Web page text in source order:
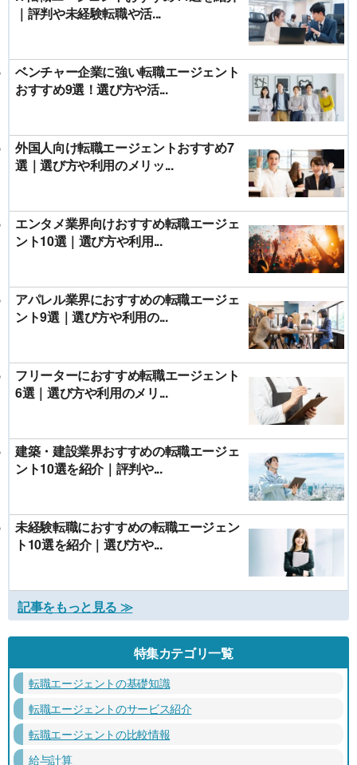
｜評判や未経験転職や活...
ベンチャー企業に強い転職エージェント
おすすめ9選！選び方や活...
外国人向け転職エージェントおすすめ7
選｜選び方や利用のメリッ...
エンタメ業界向けおすすめ転職エージェ
ント10選｜選び方や利用...
アパレル業界におすすめの転職エージェ
ント9選｜選び方や利用の...
フリーターにおすすめ転職エージェント
6選｜選び方や利用のメリ...
建築・建設業界おすすめの転職エージェ
ント10選を紹介｜評判や...
未経験転職におすすめの転職エージェン
ト10選を紹介｜選び方や...
記事をもっと見る ≫
特集カテゴリ一覧
転職エージェントの基礎知識
転職エージェントのサービス紹介
転職エージェントの比較情報
給与計算